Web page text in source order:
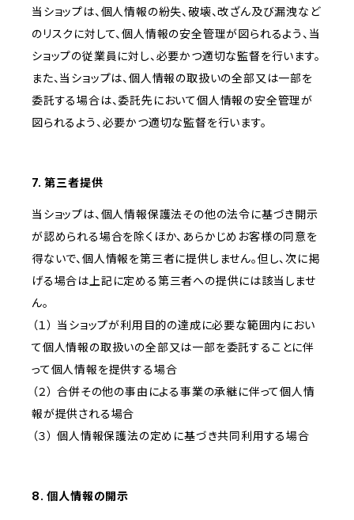
当ショップは、個人情報の紛失、破壊、改ざん及び漏洩など
のリスクに対して、個人情報の安全管理が図られるよう、当
ショップの従業員に対し、必要かつ適切な監督を行います。
また、当ショップは、個人情報の取扱いの全部又は一部を
委託する場合は、委託先において個人情報の安全管理が
図られるよう、必要かつ適切な監督を行います。
7. 第三者提供
当ショップは、個人情報保護法その他の法令に基づき開示
が認められる場合を除くほか、あらかじめお客様の同意を
得ないで、個人情報を第三者に提供しません。但し、次に掲
げる場合は上記に定める第三者への提供には該当しませ
ん。
（１） 当ショップが利用目的の達成に必要な範囲内におい
て個人情報の取扱いの全部又は一部を委託することに伴
って個人情報を提供する場合
（２） 合併その他の事由による事業の承継に伴って個人情
報が提供される場合
（３） 個人情報保護法の定めに基づき共同利用する場合
8. 個人情報の開示